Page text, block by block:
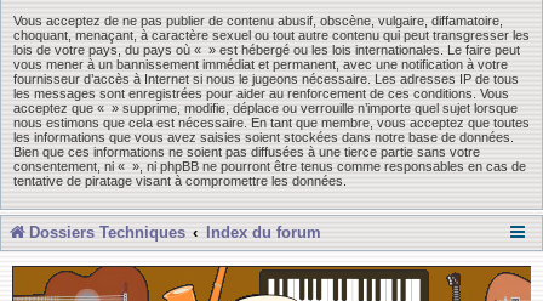
Vous acceptez de ne pas publier de contenu abusif, obscène, vulgaire, diffamatoire,
choquant, menaçant, à caractère sexuel ou tout autre contenu qui peut transgresser les
lois de votre pays, du pays où « » est hébergé ou les lois internationales. Le faire peut
vous mener à un bannissement immédiat et permanent, avec une notification à votre
fournisseur d’accès à Internet si nous le jugeons nécessaire. Les adresses IP de tous
les messages sont enregistrées pour aider au renforcement de ces conditions. Vous
acceptez que « » supprime, modifie, déplace ou verrouille n’importe quel sujet lorsque
nous estimons que cela est nécessaire. En tant que membre, vous acceptez que toutes
les informations que vous avez saisies soient stockées dans notre base de données.
Bien que ces informations ne soient pas diffusées à une tierce partie sans votre
consentement, ni « », ni phpBB ne pourront être tenus comme responsables en cas de
tentative de piratage visant à compromettre les données.
Dossiers Techniques Index du forum